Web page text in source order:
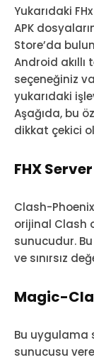
Yukarıdaki
APK
Store’da
Android
seçeneğiniz
yukarıdaki
Aşağıda, bu
dikkat çekici
FHX
Clash-
orijinal Clash
sunucudur.
ve sınırsız
Magic-
Bu uygulama
sunucusu